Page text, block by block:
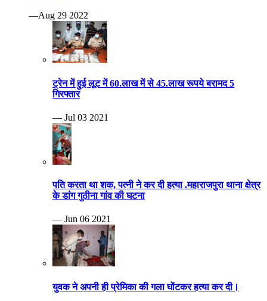
—Aug 29 2022
ट्रेन में हुई लूट में 60.लाख में से 45.लाख रूपये बरामद 5
गिरफ्तार
— Jul 03 2021
पति करता था शक, पत्नी ने कर दी हत्या .महाराजपुरा थाना क्षेत्र
के डांग गुठीना गांव की घटना
— Jun 06 2021
युवक ने अपनी ही प्रेमिका की गला घोंटकर हत्या कर दी।